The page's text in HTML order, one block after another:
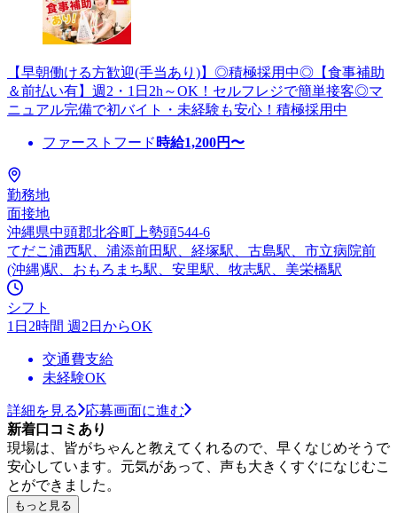
【早朝働ける方歓迎(手当あり)】◎積極採用中◎【食事補助
＆前払い有】週2・1日2h～OK！セルフレジで簡単接客◎マ
ニュアル完備で初バイト・未経験も安心！積極採用中
ファーストフード 時給1,200円〜
勤務地
面接地
沖縄県中頭郡北谷町上勢頭544-6
てだこ浦西駅、浦添前田駅、経塚駅、古島駅、市立病院前
(沖縄)駅、おもろまち駅、安里駅、牧志駅、美栄橋駅
シフト
1日2時間 週2日からOK
交通費支給
未経験OK
詳細を見る
応募画面に進む
新着口コミあり
現場は、皆がちゃんと教えてくれるので、早くなじめそうで
安心しています。元気があって、声も大きくすぐになじむこ
とができました。
もっと見る